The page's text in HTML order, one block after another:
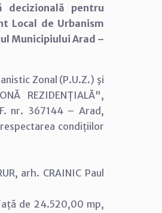
decizională pentru
Local de Urbanism
Municipiului Arad –
Zonal (P.U.Z.) şi
REZIDENȚIALĂ",
nr. 367144 – Arad,
condițiilor
arh. CRAINIC Paul
de 24.520,00 mp,